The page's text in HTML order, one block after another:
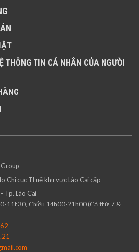
THÔNG TIN CÁ NHÂN CỦA NGƯỜI
Group
Chi cục Thuế khu vực Lào Cai cấp
Tp. Lào Cai
11h30, Chiều 14h00-21h00 (Cả thứ 7 &